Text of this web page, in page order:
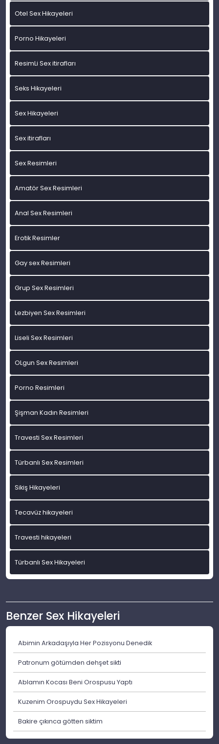
Otel Sex Hikayeleri
Porno Hikayeleri
ResimLi Sex itirafları
Seks Hikayeleri
Sex Hikayeleri
Sex itirafları
Sex Resimleri
Amatör Sex Resimleri
Anal Sex Resimleri
Erotik Resimler
Gay sex Resimleri
Grup Sex Resimleri
Lezbiyen Sex Resimleri
Liseli Sex Resimleri
OLgun Sex Resimleri
Porno Resimleri
Şişman Kadın Resimleri
Travesti Sex Resimleri
Türbanlı Sex Resimleri
Sikiş Hikayeleri
Tecavüz hikayeleri
Travesti hikayeleri
Türbanlı Sex Hikayeleri
Benzer Sex Hikayeleri
Abimin Arkadaşıyla Her Pozisyonu Denedik
Patronum götümden dehşet sikti
Ablamın Kocası Beni Orospusu Yaptı
Kuzenim Orospuydu Sex Hikayeleri
Bakire çıkınca götten siktim